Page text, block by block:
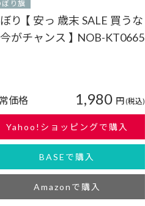
ぼり旗
り 【 安っ 歳末 SALE 買うな
がチャンス 】 NOB-KT0665
価格 1,980 円(税込)
Yahoo!ショッピングで購入
BASEで購入
Amazonで購入